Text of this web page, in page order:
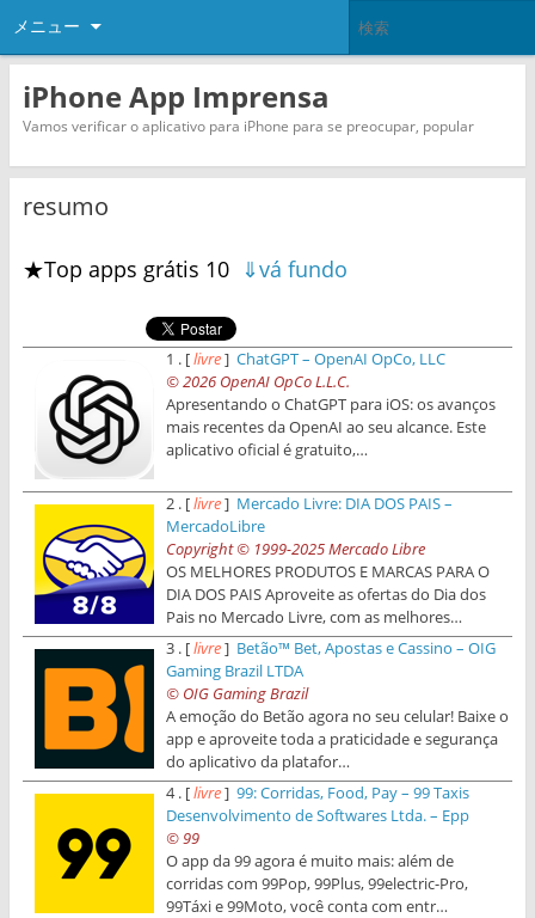
メニュー
iPhone App Imprensa
Vamos verificar o aplicativo para iPhone para se preocupar, popular
resumo
★Top apps grátis 10 ⇓vá fundo
1 . [livre] ChatGPT – OpenAI OpCo, LLC
© 2026 OpenAI OpCo L.L.C.
Apresentando o ChatGPT para iOS: os avanços
mais recentes da OpenAI ao seu alcance. Este
aplicativo oficial é gratuito,…
2 . [livre] Mercado Livre: DIA DOS PAIS –
MercadoLibre
Copyright © 1999-2025 Mercado Libre
OS MELHORES PRODUTOS E MARCAS PARA O
DIA DOS PAIS Aproveite as ofertas do Dia dos
Pais no Mercado Livre, com as melhores…
3 . [livre] Betão™ Bet, Apostas e Cassino – OIG
Gaming Brazil LTDA
© OIG Gaming Brazil
A emoção do Betão agora no seu celular! Baixe o
app e aproveite toda a praticidade e segurança
do aplicativo da platafor…
4 . [livre] 99: Corridas, Food, Pay – 99 Taxis
Desenvolvimento de Softwares Ltda. – Epp
© 99
O app da 99 agora é muito mais: além de
corridas com 99Pop, 99Plus, 99electric-Pro,
99Táxi e 99Moto, você conta com entr…